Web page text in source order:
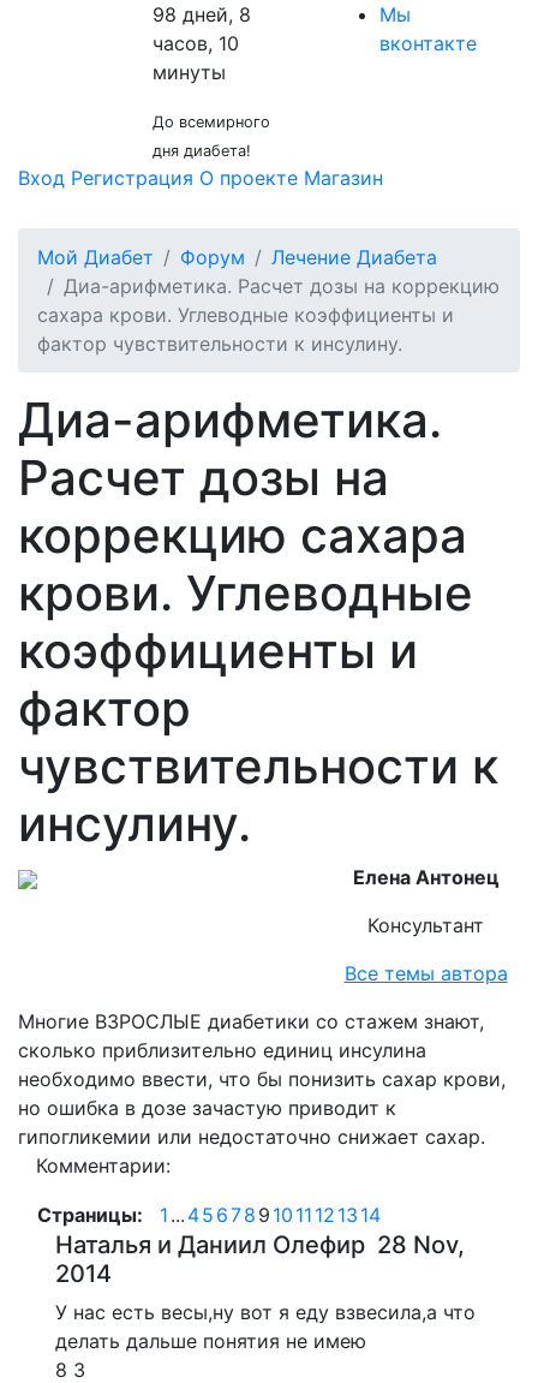
98 дней, 8
часов, 10
минуты
До всемирного
дня диабета!
Мы
вконтакте
Вход Регистрация О проекте Магазин
Мой Диабет Форум
Лечение Диабета
Диа-арифметика. Расчет дозы на коррекцию
сахара крови. Углеводные коэффициенты и
фактор чувствительности к инсулину.
Диа-арифметика.
Расчет дозы на
коррекцию сахара
крови. Углеводные
коэффициенты и
фактор
чувствительности к
инсулину.
Елена Антонец
Консультант
Все темы автора
Многие ВЗРОСЛЫЕ диабетики со стажем знают,
сколько приблизительно единиц инсулина
необходимо ввести, что бы понизить сахар крови,
но ошибка в дозе зачастую приводит к
гипогликемии или недостаточно снижает сахар.
Комментарии:
Страницы: 1 ... 45 678 9 10 11 12 13 14
Наталья и Даниил Олефир 28 Nov,
2014
У нас есть весы,ну вот я еду взвесила,а что
делать дальше понятия не имею
8 3